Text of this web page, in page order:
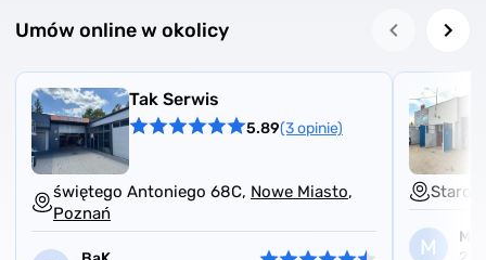
Umów online w okolicy
Tak Serwis
5.89(3 opinie)
świętego Antoniego 68C, Nowe Miasto,
Poznań
M